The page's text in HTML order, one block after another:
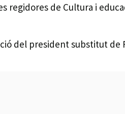
regidores de Cultura i
del president substitut de